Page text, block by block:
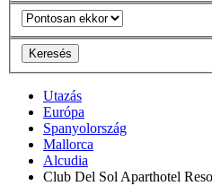
Keresés
Utazás
Európa
Spanyolország
Mallorca
Alcudia
Club Del Sol Aparthotel